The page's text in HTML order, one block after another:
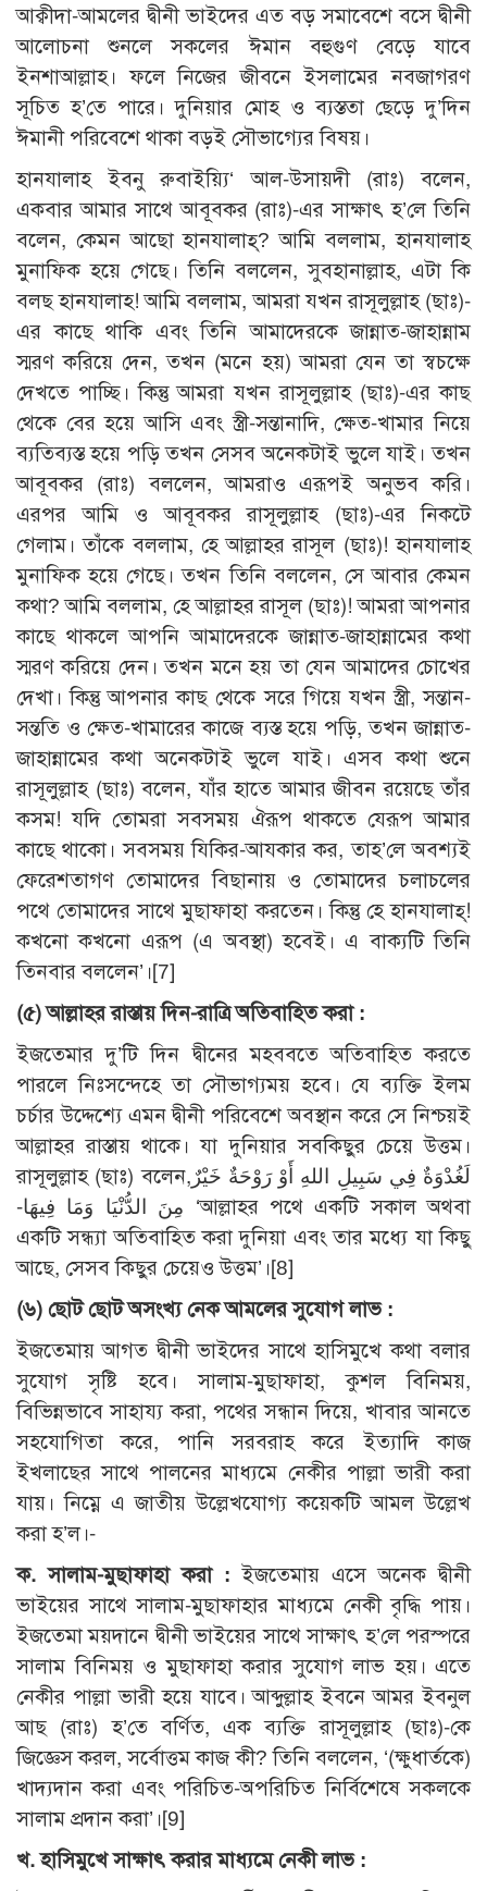
আক্বীদা-আমলের দ্বীনী ভাইদের এত বড় সমাবেশে বসে দ্বীনী
আলোচনা শুনলে সকলের ঈমান বহুগুণ বেড়ে যাবে
ইনশাআল্লাহ। ফলে নিজের জীবনে ইসলামের নবজাগরণ
সূচিত হ’তে পারে। দুনিয়ার মোহ ও ব্যস্ততা ছেড়ে দু’দিন
ঈমানী পরিবেশে থাকা বড়ই সৌভাগ্যের বিষয়।
হানযালাহ ইবনু রুবাইয়্যি‘ আল-উসায়দী (রাঃ) বলেন,
একবার আমার সাথে আবূবকর (রাঃ)-এর সাক্ষাৎ হ’লে তিনি
বলেন, কেমন আছো হানযালাহ্? আমি বললাম, হানযালাহ
মুনাফিক হয়ে গেছে। তিনি বললেন, সুবহানাল্লাহ, এটা কি
বলছ হানযালাহ! আমি বললাম, আমরা যখন রাসূলুল্লাহ (ছাঃ)-
এর কাছে থাকি এবং তিনি আমাদেরকে জান্নাত-জাহান্নাম
স্মরণ করিয়ে দেন, তখন (মনে হয়) আমরা যেন তা স্বচক্ষে
দেখতে পাচ্ছি। কিন্তু আমরা যখন রাসূলুল্লাহ (ছাঃ)-এর কাছ
থেকে বের হয়ে আসি এবং স্ত্রী-সন্তানাদি, ক্ষেত-খামার নিয়ে
ব্যতিব্যস্ত হয়ে পড়ি তখন সেসব অনেকটাই ভুলে যাই। তখন
আবূবকর (রাঃ) বললেন, আমরাও এরূপই অনুভব করি।
এরপর আমি ও আবূবকর রাসূলুল্লাহ (ছাঃ)-এর নিকটে
গেলাম। তাঁকে বললাম, হে আল্লাহর রাসূল (ছাঃ)! হানযালাহ
মুনাফিক হয়ে গেছে। তখন তিনি বললেন, সে আবার কেমন
কথা? আমি বললাম, হে আল্লাহর রাসূল (ছাঃ)! আমরা আপনার
কাছে থাকলে আপনি আমাদেরকে জান্নাত-জাহান্নামের কথা
স্মরণ করিয়ে দেন। তখন মনে হয় তা যেন আমাদের চোখের
দেখা। কিন্তু আপনার কাছ থেকে সরে গিয়ে যখন স্ত্রী, সন্তান-
সন্ততি ও ক্ষেত-খামারের কাজে ব্যস্ত হয়ে পড়ি, তখন জান্নাত-
জাহান্নামের কথা অনেকটাই ভুলে যাই। এসব কথা শুনে
রাসূলুল্লাহ (ছাঃ) বলেন, যাঁর হাতে আমার জীবন রয়েছে তাঁর
কসম! যদি তোমরা সবসময় ঐরূপ থাকতে যেরূপ আমার
কাছে থাকো। সবসময় যিকির-আযকার কর, তাহ’লে অবশ্যই
ফেরেশতাগণ তোমাদের বিছানায় ও তোমাদের চলাচলের
পথে তোমাদের সাথে মুছাফাহা করতেন। কিন্তু হে হানযালাহ্!
কখনো কখনো এরূপ (এ অবস্থা) হবেই। এ বাক্যটি তিনি
তিনবার বললেন’।[7]
(৫) আল্লাহর রাস্তায় দিন-রাত্রি অতিবাহিত করা :
ইজতেমার দু’টি দিন দ্বীনের মহববতে অতিবাহিত করতে
পারলে নিঃসন্দেহে তা সৌভাগ্যময় হবে। যে ব্যক্তি ইলম
চর্চার উদ্দেশ্যে এমন দ্বীনী পরিবেশে অবস্থান করে সে নিশ্চয়ই
আল্লাহর রাস্তায় থাকে। যা দুনিয়ার সবকিছুর চেয়ে উত্তম।
রাসূলুল্লাহ (ছাঃ) বলেন,لَغُدْوَةٌ فِي سَبِيلِ اللهِ أَوْ رَوْحَةٌ خَيْرٌ
مِنَ الدُّنْيَا وَمَا فِيهَا-‏ ‘আল্লাহর পথে একটি সকাল অথবা
একটি সন্ধ্যা অতিবাহিত করা দুনিয়া এবং তার মধ্যে যা কিছু
আছে, সেসব কিছুর চেয়েও উত্তম’।[8]
(৬) ছোট ছোট অসংখ্য নেক আমলের সুযোগ লাভ :
ইজতেমায় আগত দ্বীনী ভাইদের সাথে হাসিমুখে কথা বলার
সুযোগ সৃষ্টি হবে। সালাম-মুছাফাহা, কুশল বিনিময়,
বিভিন্নভাবে সাহায্য করা, পথের সন্ধান দিয়ে, খাবার আনতে
সহযোগিতা করে, পানি সরবরাহ করে ইত্যাদি কাজ
ইখলাছের সাথে পালনের মাধ্যমে নেকীর পাল্লা ভারী করা
যায়। নিম্নে এ জাতীয় উল্লেখযোগ্য কয়েকটি আমল উল্লেখ
করা হ’ল।-
ক. সালাম-মুছাফাহা করা : ইজতেমায় এসে অনেক দ্বীনী
ভাইয়ের সাথে সালাম-মুছাফাহার মাধ্যমে নেকী বৃদ্ধি পায়।
ইজতেমা ময়দানে দ্বীনী ভাইয়ের সাথে সাক্ষাৎ হ’লে পরস্পরে
সালাম বিনিময় ও মুছাফাহা করার সুযোগ লাভ হয়। এতে
নেকীর পাল্লা ভারী হয়ে যাবে। আব্দুল্লাহ ইবনে আমর ইবনুল
আছ (রাঃ) হ’তে বর্ণিত, এক ব্যক্তি রাসূলুল্লাহ (ছাঃ)-কে
জিজ্ঞেস করল, সর্বোত্তম কাজ কী? তিনি বললেন, ‘(ক্ষুধার্তকে)
খাদ্যদান করা এবং পরিচিত-অপরিচিত নির্বিশেষে সকলকে
সালাম প্রদান করা’।[9]
খ. হাসিমুখে সাক্ষাৎ করার মাধ্যমে নেকী লাভ :